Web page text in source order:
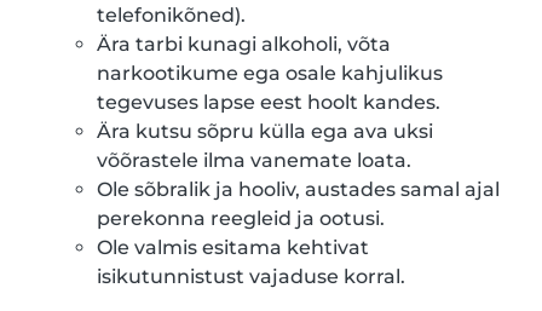
telefonikõned).
Ära tarbi kunagi alkoholi, võta
narkootikume ega osale kahjulikus
tegevuses lapse eest hoolt kandes.
Ära kutsu sõpru külla ega ava uksi
võõrastele ilma vanemate loata.
Ole sõbralik ja hooliv, austades samal ajal
perekonna reegleid ja ootusi.
Ole valmis esitama kehtivat
isikutunnistust vajaduse korral.